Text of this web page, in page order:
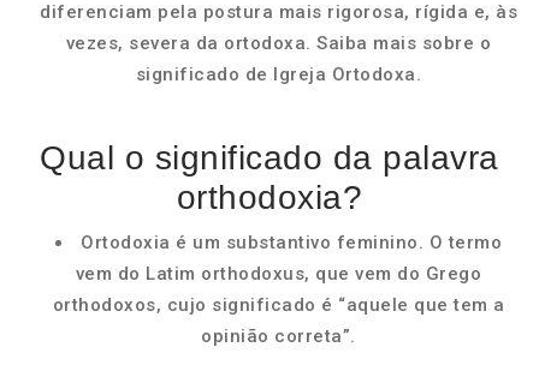
diferenciam pela postura mais rigorosa, rígida e, às
vezes, severa da ortodoxa. Saiba mais sobre o
significado de Igreja Ortodoxa.
Qual o significado da palavra
orthodoxia?
Ortodoxia é um substantivo feminino. O termo
vem do Latim orthodoxus, que vem do Grego
orthodoxos, cujo significado é “aquele que tem a
opinião correta”.